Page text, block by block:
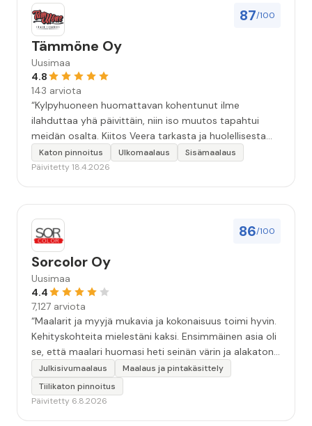
87/100
Tämmöne Oy
Uusimaa
4.8
143 arviota
“Kylpyhuoneen huomattavan kohentunut ilme
ilahduttaa yhä päivittäin, niin iso muutos tapahtui
meidän osalta. Kiitos Veera tarkasta ja huolellisesta
työstä, sekä ystävällisestä palvelusta!”
Katon pinnoitus Ulkomaalaus
Sisämaalaus
Päivitetty 18.4.2026
86/100
Sorcolor Oy
Uusimaa
4.4
7,127 arviota
“Maalarit ja myyjä mukavia ja kokonaisuus toimi hyvin.
Kehityskohteita mielestäni kaksi. Ensimmäinen asia oli
se, että maalari huomasi heti seinän värin ja alakaton
värin erot mitä en huomannut. Hyvä toki että siinä
kohtaa huomattu mutta toki optimaalisessa
tilanteessa myyjä olisi jo kiinnittänyt tähän huomiota.
Julkisivumaalaus
Maalaus ja pintakäsittely
Tiilikaton pinnoitus
Päivitetty 6.8.2026